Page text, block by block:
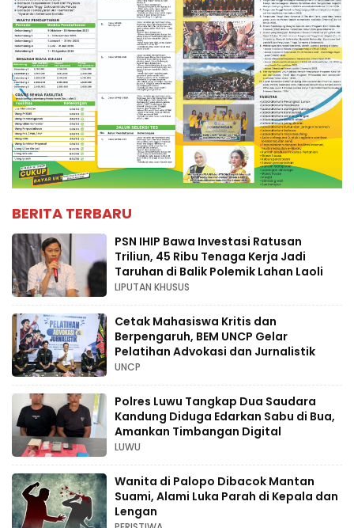
BERITA TERBARU
PSN IHIP Bawa Investasi Ratusan
Triliun, 45 Ribu Tenaga Kerja Jadi
Taruhan di Balik Polemik Lahan Laoli
LIPUTAN KHUSUS
Cetak Mahasiswa Kritis dan
Berpengaruh, BEM UNCP Gelar
Pelatihan Advokasi dan Jurnalistik
UNCP
Polres Luwu Tangkap Dua Saudara
Kandung Diduga Edarkan Sabu di Bua,
Amankan Timbangan Digital
LUWU
Wanita di Palopo Dibacok Mantan
Suami, Alami Luka Parah di Kepala dan
Lengan